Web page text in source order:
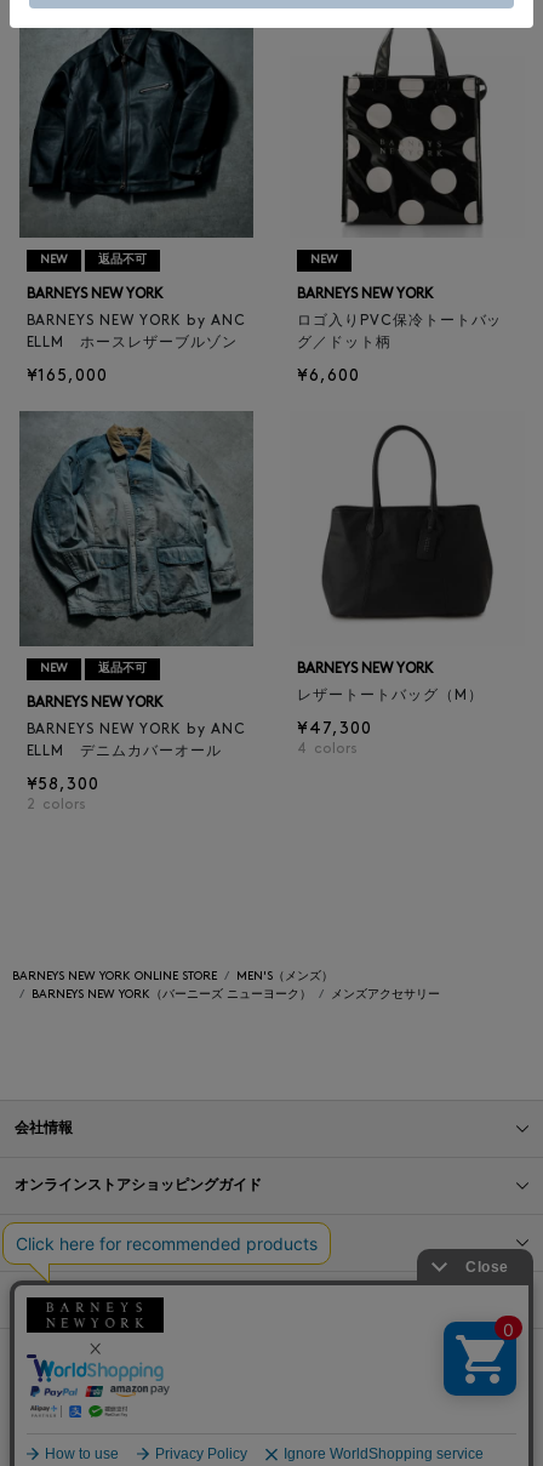
NEW 返品不可
BARNEYS NEW YORK
BARNEYS NEW YORK by ANC
ELLM ホースレザーブルゾン
¥165,000
NEW
BARNEYS NEW YORK
ロゴ入りPVC保冷トートバッ
グ／ドット柄
¥6,600
NEW 返品不可
BARNEYS NEW YORK
BARNEYS NEW YORK by ANC
ELLM デニムカバーオール
¥58,300
2 colors
BARNEYS NEW YORK
レザートートバッグ（M）
¥47,300
4 colors
BARNEYS NEW YORK ONLINE STORE
MEN'S（メンズ）
BARNEYS NEW YORK（バーニーズ ニューヨーク）
メンズアクセサリー
会社情報
オンラインストアショッピングガイド
店舗情報
サービス